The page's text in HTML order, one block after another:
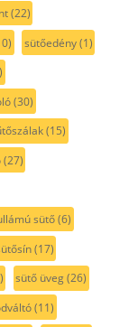
(22)
sütőedény(1)
(30)
(15)
(27)
sütő(6)
(17)
sütő üveg(26)
(11)